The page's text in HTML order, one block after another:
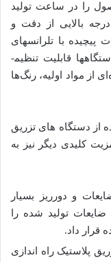
را در ساعت تولید
بالایی از دقت و
پیچیده با تلرانس­های
قابلیت تنظیم­
از مواد اولیه، رنگ‌ها
از دستگاه های تزریق
کلیدی دیگر نیز به
و دورریز بسیار
تولید شده را
قرار داد.
پلاستیک راه اندازی